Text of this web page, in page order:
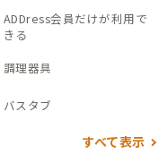
ッドと同伴者用の和布
るい自然光が入ります。
ュや洗濯物干しにも利
うのもおすすめです。
ADDress会員だけが利用で
きる
調理器具
バスタブ
すべて表示